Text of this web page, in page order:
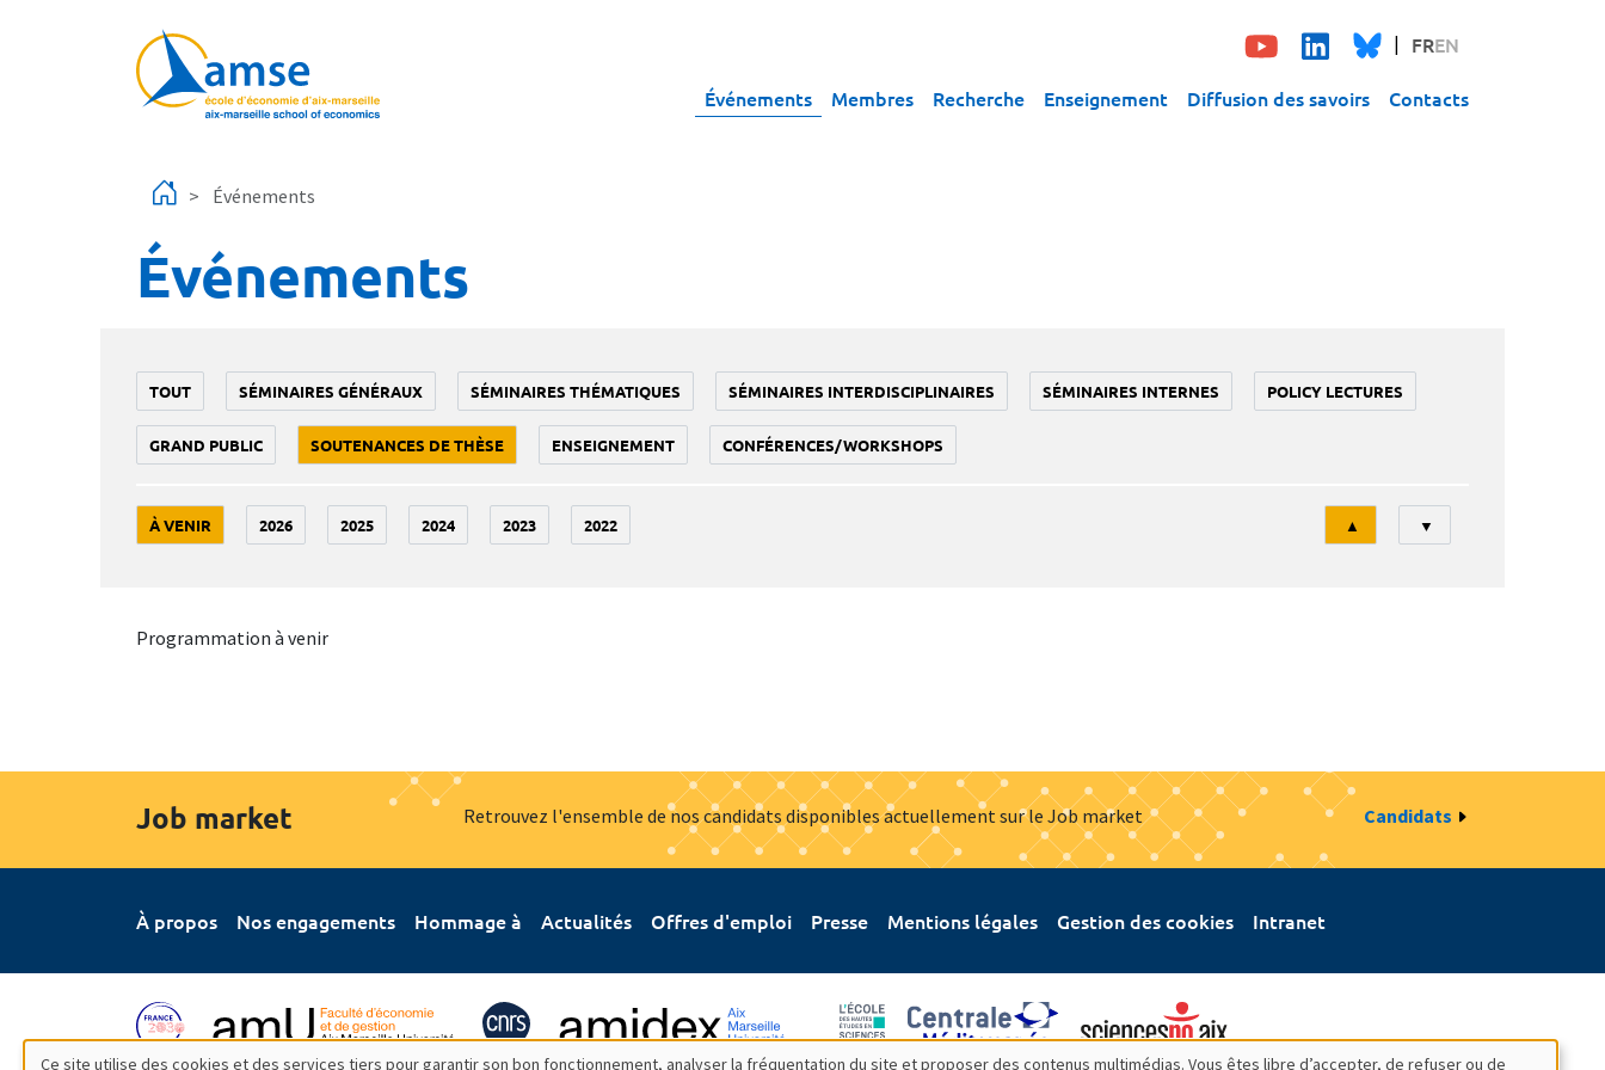
FREN
Événements Membres Recherche Enseignement Diffusion des savoirs Contacts
Événements
Événements
TOUT SÉMINAIRES GÉNÉRAUX SÉMINAIRES THÉMATIQUES SÉMINAIRES INTERDISCIPLINAIRES SÉMINAIRES INTERNES POLICY LECTURES
GRAND PUBLIC SOUTENANCES DE THÈSE ENSEIGNEMENT CONFÉRENCES/WORKSHOPS
À VENIR 2026 2025 2024 2023 2022
Tri
▲ ▼
Programmation à venir
Job market Retrouvez l'ensemble de nos candidats disponibles actuellement sur le Job market Candidats
À propos Nos engagements Hommage à Actualités Offres d'emploi Presse Mentions légales Gestion des cookies Intranet
Ce site utilise des cookies et des services tiers pour garantir son bon fonctionnement, analyser la fréquentation du site et proposer des contenus multimédias. Vous êtes libre d’accepter, de refuser ou de